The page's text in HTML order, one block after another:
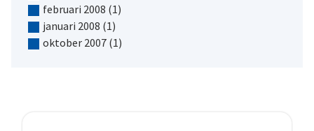
februari 2008 (1)
januari 2008 (1)
oktober 2007(1)